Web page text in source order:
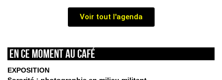
Voir tout l'agenda
En ce moment au café
EXPOSITION